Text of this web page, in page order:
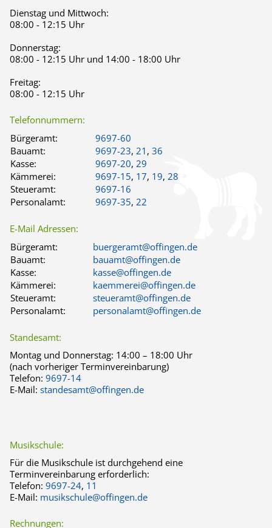
Dienstag und Mittwoch:
08:00 - 12:15 Uhr
Donnerstag:
08:00 - 12:15 Uhr und 14:00 - 18:00 Uhr
Freitag:
08:00 - 12:15 Uhr
Telefonnummern:
Bürgeramt:
9697-60
Bauamt:
9697-23, 21 , 36
Kasse:
9697-20, 29
Kämmerei:
9697-15, 17, 19, 28
Steueramt:
9697-16
Personalamt:
9697-35, 22
E-Mail Adressen:
Bürgeramt:
buergeramt@offingen.de
Bauamt:
bauamt@offingen.de
Kasse:
kasse@offingen.de
Kämmerei:
kaemmerei@offingen.de
Steueramt:
steueramt@offingen.de
Personalamt:
personalamt@offingen.de
Standesamt:
Montag und Donnerstag: 14:00 – 18:00 Uhr
(nach vorheriger Terminvereinbarung)
Telefon: 9697-14
E-Mail: standesamt@offingen.de
Musikschule:
Für die Musikschule ist durchgehend eine
Terminvereinbarung erforderlich:
Telefon: 9697-24, 11
E-Mail: musikschule@offingen.de
Rechnungen: